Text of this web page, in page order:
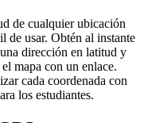
de cualquier ubicación
de usar. Obtén al instante
dirección en latitud y
mapa con un enlace.
cada coordenada con
los estudiantes.